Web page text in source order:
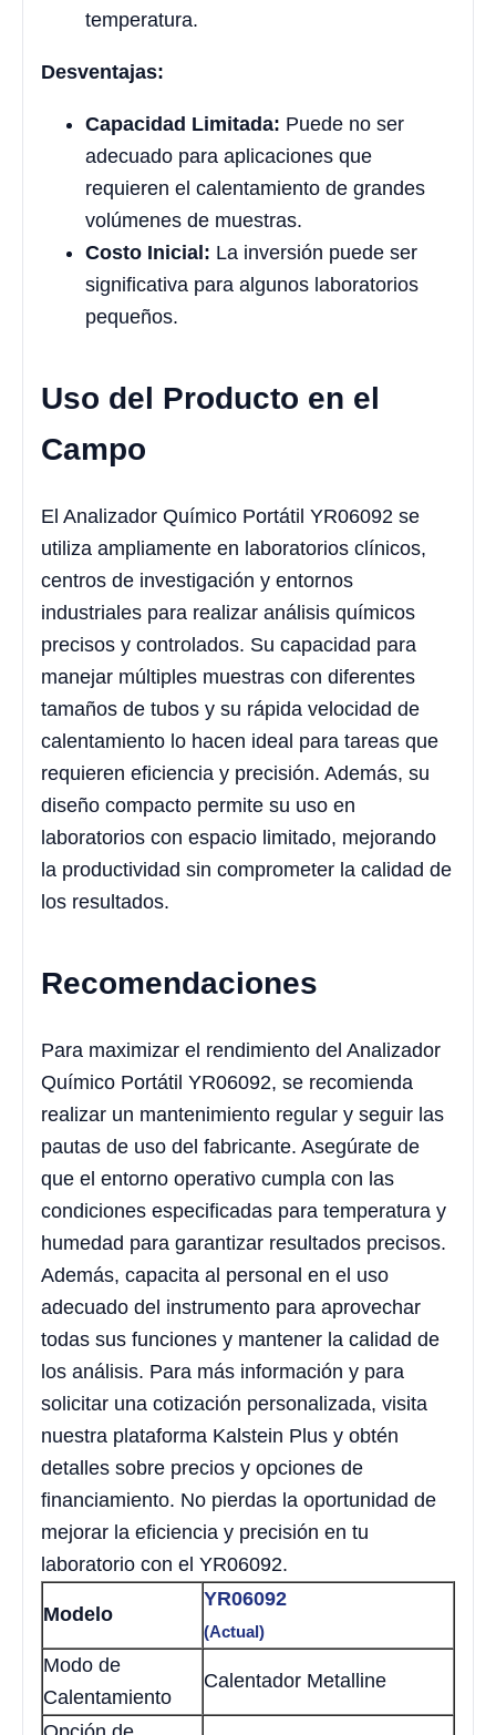
temperatura.
Desventajas:
Capacidad Limitada: Puede no ser
adecuado para aplicaciones que
requieren el calentamiento de grandes
volúmenes de muestras.
Costo Inicial: La inversión puede ser
significativa para algunos laboratorios
pequeños.
Uso del Producto en el
Campo
El Analizador Químico Portátil YR06092 se
utiliza ampliamente en laboratorios clínicos,
centros de investigación y entornos
industriales para realizar análisis químicos
precisos y controlados. Su capacidad para
manejar múltiples muestras con diferentes
tamaños de tubos y su rápida velocidad de
calentamiento lo hacen ideal para tareas que
requieren eficiencia y precisión. Además, su
diseño compacto permite su uso en
laboratorios con espacio limitado, mejorando
la productividad sin comprometer la calidad de
los resultados.
Recomendaciones
Para maximizar el rendimiento del Analizador
Químico Portátil YR06092, se recomienda
realizar un mantenimiento regular y seguir las
pautas de uso del fabricante. Asegúrate de
que el entorno operativo cumpla con las
condiciones especificadas para temperatura y
humedad para garantizar resultados precisos.
Además, capacita al personal en el uso
adecuado del instrumento para aprovechar
todas sus funciones y mantener la calidad de
los análisis. Para más información y para
solicitar una cotización personalizada, visita
nuestra plataforma Kalstein Plus y obtén
detalles sobre precios y opciones de
financiamiento. No pierdas la oportunidad de
mejorar la eficiencia y precisión en tu
laboratorio con el YR06092.
Modelo
YR06092
(Actual)
Modo de
Calentamiento
Calentador Metalline